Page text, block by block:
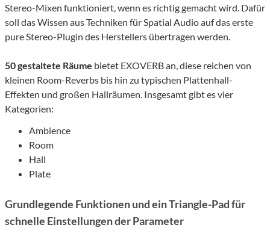
Stereo-Mixen funktioniert, wenn es richtig gemacht wird. Dafür
soll das Wissen aus Techniken für Spatial Audio auf das erste
pure Stereo-Plugin des Herstellers übertragen werden.
50 gestaltete Räume bietet EXOVERB an, diese reichen von
kleinen Room-Reverbs bis hin zu typischen Plattenhall-
Effekten und großen Hallräumen. Insgesamt gibt es vier
Kategorien:
Ambience
Room
Hall
Plate
Grundlegende Funktionen und ein Triangle-Pad für
schnelle Einstellungen der Parameter